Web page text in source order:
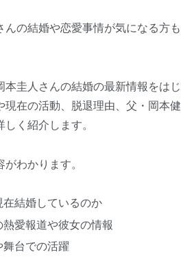
んの結婚や恋愛事情が気になる方も
本圭人さんの結婚の最新情報をはじ
現在の活動、脱退理由、父・岡本健
く紹介します。
わかります。
在結婚しているのか
愛報道や彼女の情報
台での活躍